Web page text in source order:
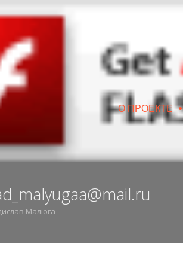
ВОРОНЕЖ
О ПРОЕКТЕ •
ИЗРУИН/IZRUIN | ВЕСНА 2019
Малюга